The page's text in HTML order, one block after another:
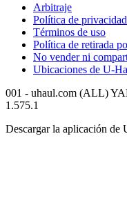
Arbitraje
Política de privacidad
Términos de uso
Política de retirada
No vender ni
Ubicaciones de U-
001 - uhaul.com (ALL)
1.575.1
Descargar la aplicación de